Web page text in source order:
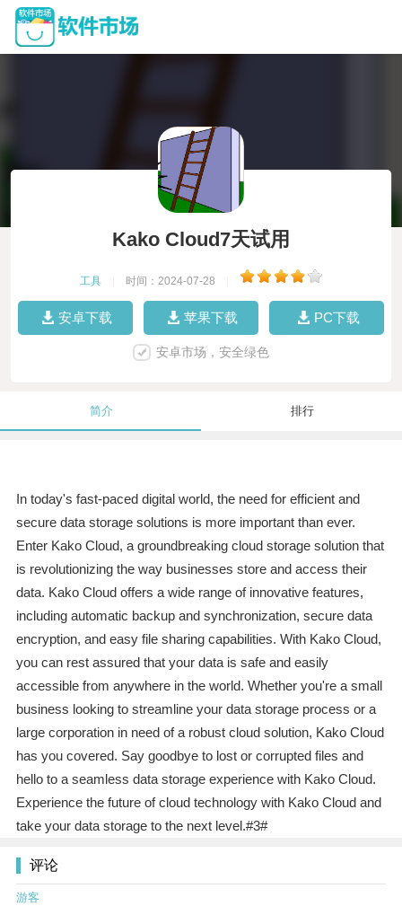
Kako Cloud7天试用
工具 时间：2024-07-28
安卓下载 苹果下载 PC下载
安卓市场，安全绿色
简介 排行
In today's fast-paced digital world, the need for efficient and
secure data storage solutions is more important than ever.
Enter Kako Cloud, a groundbreaking cloud storage solution that
is revolutionizing the way businesses store and access their
data. Kako Cloud offers a wide range of innovative features,
including automatic backup and synchronization, secure data
encryption, and easy file sharing capabilities. With Kako Cloud,
you can rest assured that your data is safe and easily
accessible from anywhere in the world. Whether you're a small
business looking to streamline your data storage process or a
large corporation in need of a robust cloud solution, Kako Cloud
has you covered. Say goodbye to lost or corrupted files and
hello to a seamless data storage experience with Kako Cloud.
Experience the future of cloud technology with Kako Cloud and
take your data storage to the next level.#3#
评论
游客